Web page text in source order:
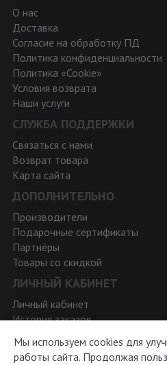
О нас
Доставка
Согласие на обработку ПД
Политика конфиденциальности
Политика «Cookie»
Условия возврата
Наши услуги
СЛУЖБА ПОДДЕРЖКИ
Связаться с нами
Возврат товара
Карта сайта
ДОПОЛНИТЕЛЬНО
Производители
Подарочные сертификаты
Партнёры
Товары со скидкой
ЛИЧНЫЙ КАБИНЕТ
Личный кабинет
История заказов
Рассылка новостей
Мы используем cookies для
работы сайта. Продолжая